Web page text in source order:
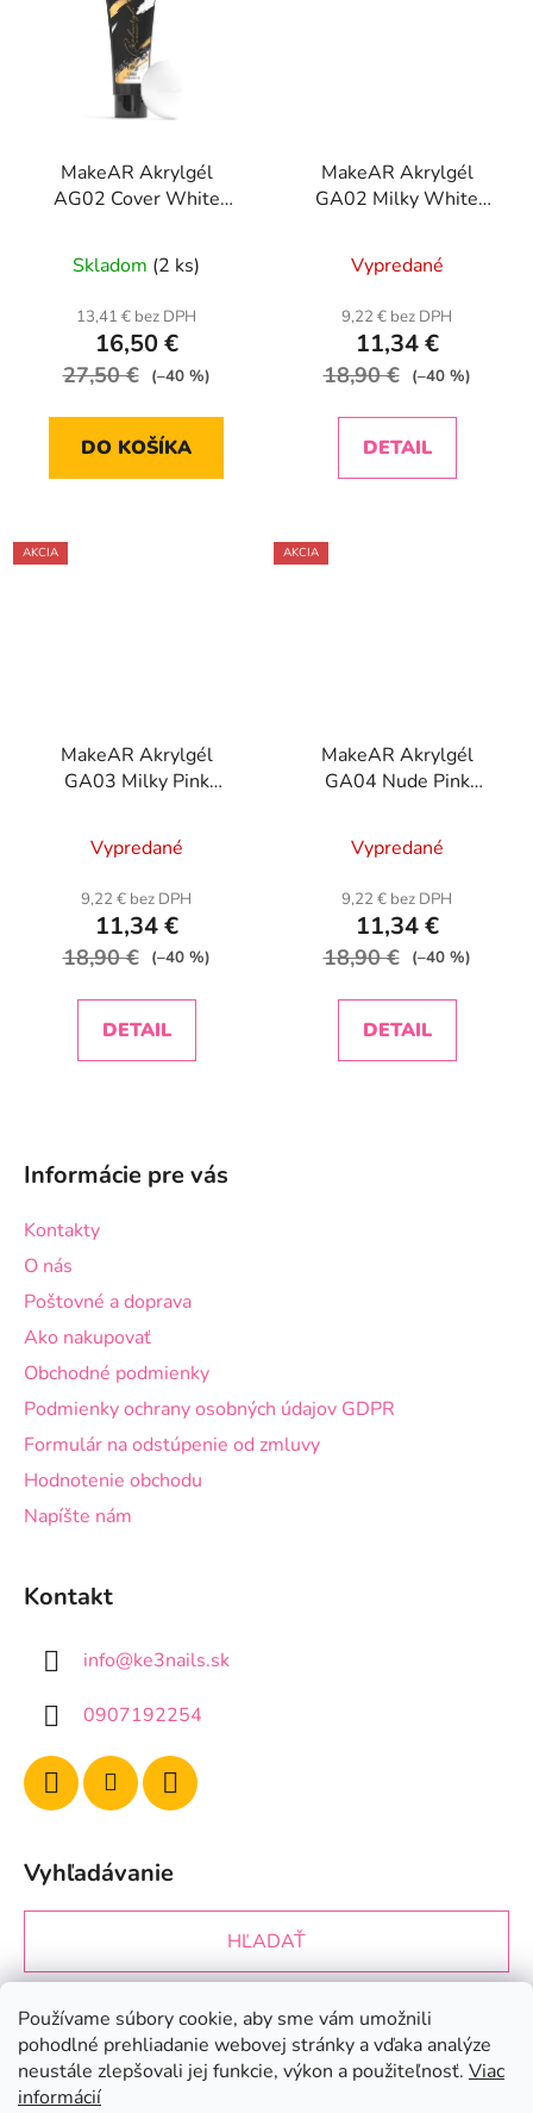
Používame súbory cookie, aby sme vám umožnili
pohodlné prehliadanie webovej stránky a vďaka analýze
neustále zlepšovali jej funkcie, výkon a použiteľnosť. Viac
informácií
MakeAR Akrylgél
AG02 Cover White
Skladom (2 ks)
13,41 € bez DPH
16,50 €
27,50 € (–40 %)
DO KOŠÍKA
MakeAR Akrylgél
GA02 Milky White
Vypredané
9,22 € bez DPH
11,34 €
18,90 € (–40 %)
DETAIL
AKCIA
MakeAR Akrylgél
GA03 Milky Pink
Vypredané
9,22 € bez DPH
11,34 €
18,90 € (–40 %)
DETAIL
AKCIA
MakeAR Akrylgél
GA04 Nude Pink
Vypredané
9,22 € bez DPH
11,34 €
18,90 € (–40 %)
DETAIL
Informácie pre vás
Kontakty
O nás
Poštovné a doprava
Ako nakupovať
Obchodné podmienky
Podmienky ochrany osobných údajov GDPR
Formulár na odstúpenie od zmluvy
Hodnotenie obchodu
Napíšte nám
Kontakt
info@ke3nails.sk
0907192254
Vyhľadávanie
HĽADAŤ
Prijímame online platby